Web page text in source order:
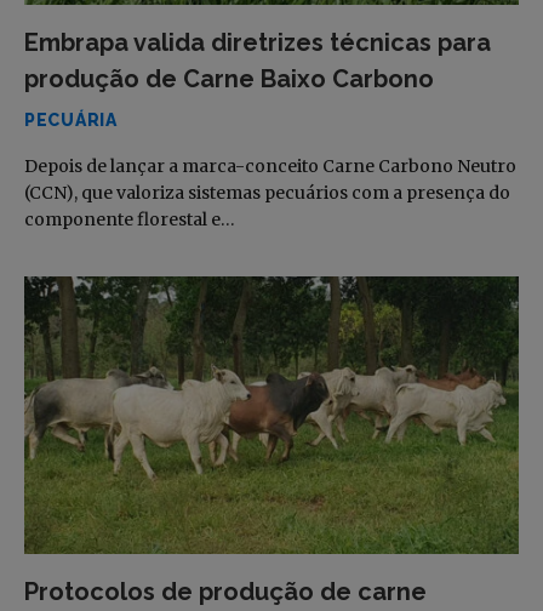
Embrapa valida diretrizes técnicas para
produção de Carne Baixo Carbono
PECUÁRIA
Depois de lançar a marca-conceito Carne Carbono Neutro
(CCN), que valoriza sistemas pecuários com a presença do
componente florestal e…
Protocolos de produção de carne